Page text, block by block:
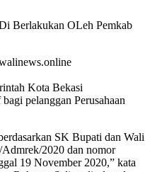
Berlakukan OLeh Pemkab
Kota Bekasi
pelanggan Perusahaan
SK Bupati dan Wali
2020 dan nomor
19 November 2020,” kata